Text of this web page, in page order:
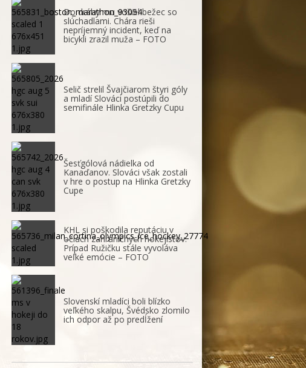
Do dráhy mu vošiel bežec so
slúchadlami. Chára rieši
nepríjemný incident, keď na
bicykli zrazil muža – FOTO
Selič strelil Švajčiarom štyri góly
a mladí Slováci postúpili do
semifinále Hlinka Gretzky Cupu
Šesťgólová nádielka od
Kanaďanov. Slováci však zostali
v hre o postup na Hlinka Gretzky
Cupe
KHL si poškodila reputáciu v
očiach zahraničných hokejistov.
Prípad Ružičku stále vyvoláva
veľké emócie – FOTO
Slovenskí mladíci boli blízko
veľkého skalpu, Švédsko zlomilo
ich odpor až po predĺžení